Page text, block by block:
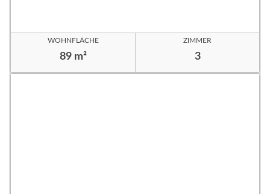
WOHNFLÄCHE
89 m²
ZIMMER
3